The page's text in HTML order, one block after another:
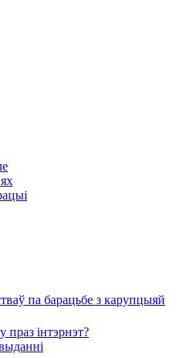
па барацьбе з карупцыяй
праз інтэрнэт?